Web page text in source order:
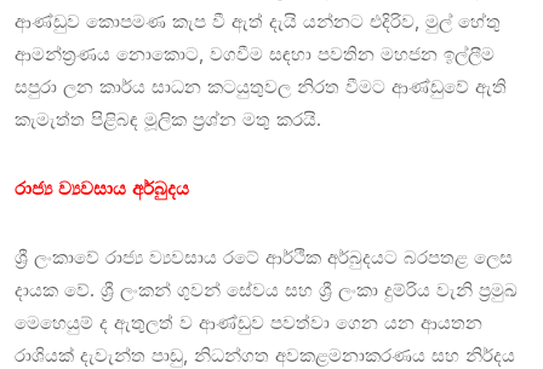
ආණ්ඩුව කොපමණ කැප වී ඇත් දැයි යන්නට එදිරිව, මුල් හේතු
ආමන්ත්‍රණය නොකොට, වගවීම සඳහා පවතින මහජන ඉල්ලීම
සපුරා ලන කාර්ය සාධන කටයුතුවල නිරත වීමට ආණ්ඩුවේ ඇති
කැමැත්ත පිළිබඳ මූලික ප්‍රශ්න මතු කරයි.
රාජ්‍ය ව්‍යවසාය අර්බුදය
ශ්‍රී ලංකාවේ රාජ්‍ය ව්‍යවසාය රටේ ආර්ථික අර්බුදයට බරපතළ ලෙස
දායක වේ. ශ්‍රී ලංකන් ගුවන් සේවය සහ ශ්‍රී ලංකා දුම්රිය වැනි ප්‍රමුඛ
මෙහෙයුම් ද ඇතුලත් ව ආණ්ඩුව පවත්වා ගෙන යන ආයතන
රාශියක් දැවැන්ත පාඩු, නිධන්ගත අවකළමනාකරණය සහ නිර්දය